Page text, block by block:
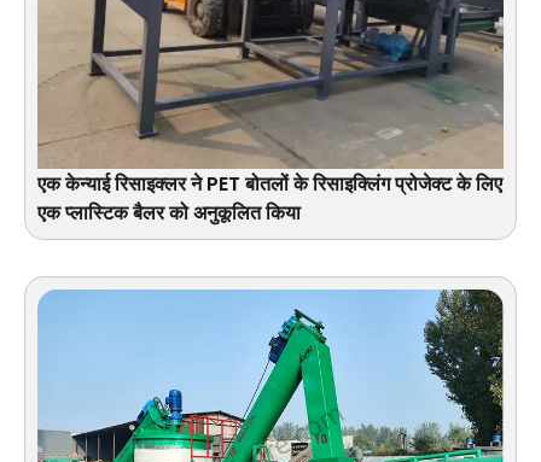
एक केन्याई रिसाइक्लर ने PET बोतलों के रिसाइक्लिंग प्रोजेक्ट के लिए
एक प्लास्टिक बैलर को अनुकूलित किया